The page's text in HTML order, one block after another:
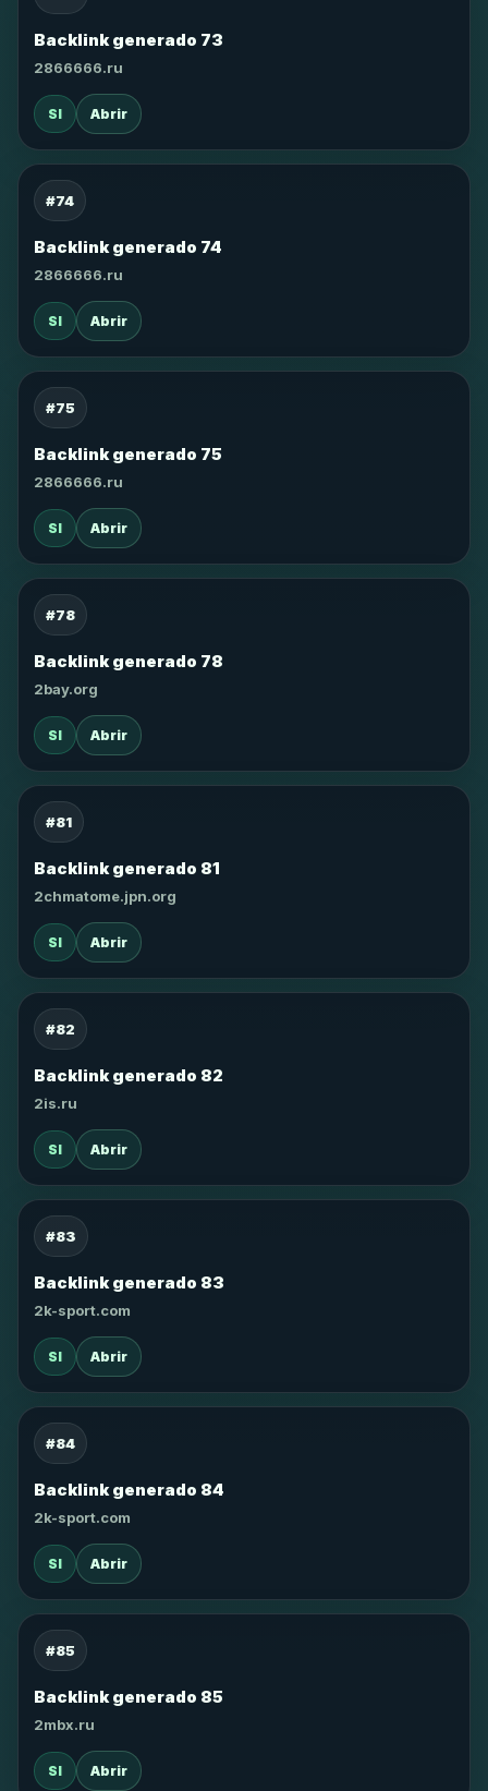
Backlink generado 73
2866666.ru
SI Abrir
#74
Backlink generado 74
2866666.ru
SI Abrir
#75
Backlink generado 75
2866666.ru
SI Abrir
#78
Backlink generado 78
2bay.org
SI Abrir
#81
Backlink generado 81
2chmatome.jpn.org
SI Abrir
#82
Backlink generado 82
2is.ru
SI Abrir
#83
Backlink generado 83
2k-sport.com
SI Abrir
#84
Backlink generado 84
2k-sport.com
SI Abrir
#85
Backlink generado 85
2mbx.ru
SI Abrir